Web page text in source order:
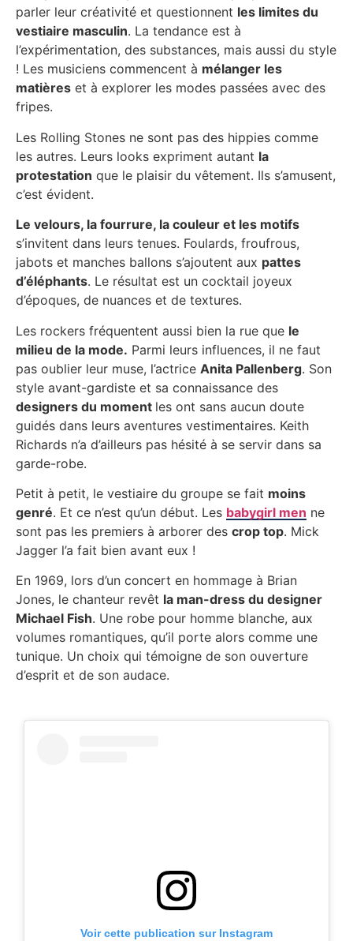
parler leur créativité et questionnent les limites du
vestiaire masculin. La tendance est à
l’expérimentation, des substances, mais aussi du style
! Les musiciens commencent à mélanger les
matières et à explorer les modes passées avec des
fripes.
Les Rolling Stones ne sont pas des hippies comme
les autres. Leurs looks expriment autant la
protestation que le plaisir du vêtement. Ils s’amusent,
c’est évident.
Le velours, la fourrure, la couleur et les motifs
s’invitent dans leurs tenues. Foulards, froufrous,
jabots et manches ballons s’ajoutent aux pattes
d’éléphants. Le résultat est un cocktail joyeux
d’époques, de nuances et de textures.
Les rockers fréquentent aussi bien la rue que le
milieu de la mode. Parmi leurs influences, il ne faut
pas oublier leur muse, l’actrice Anita Pallenberg. Son
style avant-gardiste et sa connaissance des
designers du moment les ont sans aucun doute
guidés dans leurs aventures vestimentaires. Keith
Richards n’a d’ailleurs pas hésité à se servir dans sa
garde-robe.
Petit à petit, le vestiaire du groupe se fait moins
genré. Et ce n’est qu’un début. Les babygirl men ne
sont pas les premiers à arborer des crop top. Mick
Jagger l’a fait bien avant eux !
En 1969, lors d’un concert en hommage à Brian
Jones, le chanteur revêt la man-dress du designer
Michael Fish. Une robe pour homme blanche, aux
volumes romantiques, qu’il porte alors comme une
tunique. Un choix qui témoigne de son ouverture
d’esprit et de son audace.
Voir cette publication sur Instagram